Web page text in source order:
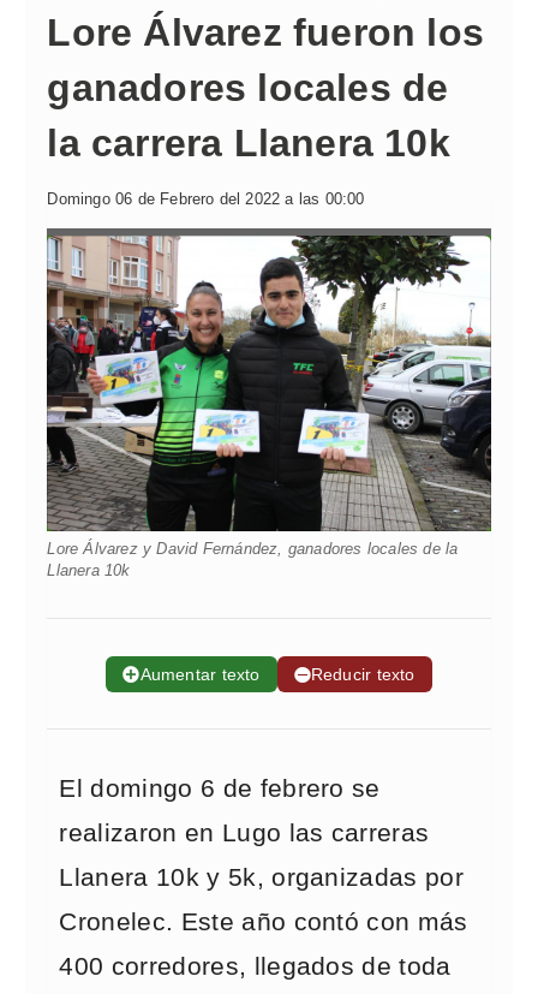
Lore Álvarez fueron los
ganadores locales de
la carrera Llanera 10k
Domingo 06 de Febrero del 2022 a las 00:00
Lore Álvarez y David Fernández, ganadores locales de la
Llanera 10k
➕Aumentar texto ➖Reducir texto
El domingo 6 de febrero se
realizaron en Lugo las carreras
Llanera 10k y 5k, organizadas por
Cronelec. Este año contó con más
400 corredores, llegados de toda